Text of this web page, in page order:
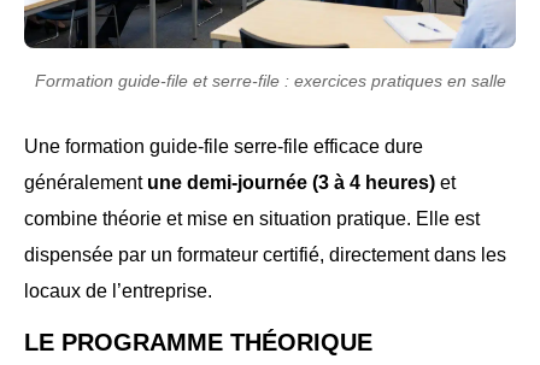
Formation guide-file et serre-file : exercices pratiques en salle
Une formation guide-file serre-file efficace dure
généralement une demi-journée (3 à 4 heures) et
combine théorie et mise en situation pratique. Elle est
dispensée par un formateur certifié, directement dans les
locaux de l’entreprise.
LE PROGRAMME THÉORIQUE